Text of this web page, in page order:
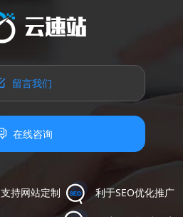
留言我们
在线咨询
支持网站定制 利于SEO优化推广